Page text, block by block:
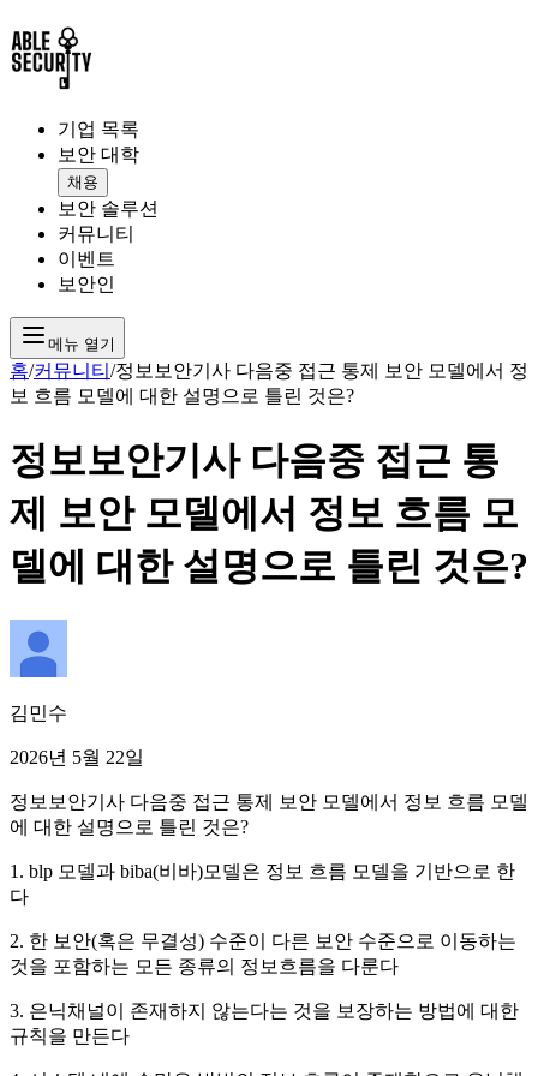
기업 목록
보안 대학
채용
보안 솔루션
커뮤니티
이벤트
보안인
메뉴 열기
홈/커뮤니티 /정보보안기사 다음중 접근 통제 보안 모델에서 정
보 흐름 모델에 대한 설명으로 틀린 것은?
정보보안기사 다음중 접근 통
제 보안 모델에서 정보 흐름 모
델에 대한 설명으로 틀린 것은?
김민수
2026년 5월 22일
정보보안기사 다음중 접근 통제 보안 모델에서 정보 흐름 모델
에 대한 설명으로 틀린 것은?
1. blp 모델과 biba(비바)모델은 정보 흐름 모델을 기반으로 한
다
2. 한 보안(혹은 무결성) 수준이 다른 보안 수준으로 이동하는
것을 포함하는 모든 종류의 정보흐름을 다룬다
3. 은닉채널이 존재하지 않는다는 것을 보장하는 방법에 대한
규칙을 만든다